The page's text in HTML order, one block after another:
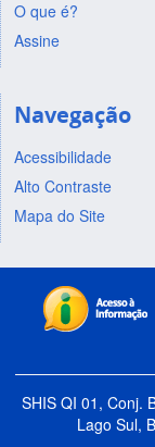
O que é?
Assine
Navegação
Acessibilidade
Alto Contraste
Mapa do Site
SHIS QI 01, Conj.
Lago Sul,